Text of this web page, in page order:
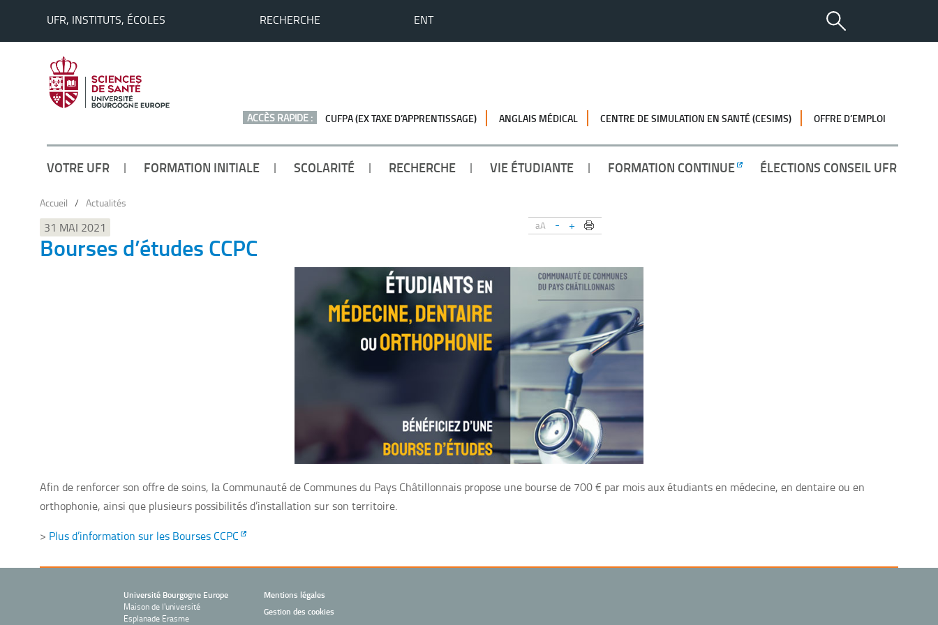
UFR, INSTITUTS, ÉCOLES RECHERCHE ENT
ACCÈS RAPIDE : CUFPA (EX TAXE D’APPRENTISSAGE) ANGLAIS MÉDICAL CENTRE DE SIMULATION EN SANTÉ (CESIMS) OFFRE D’EMPLOI
VOTRE UFR FORMATION INITIALE SCOLARITÉ RECHERCHE VIE ÉTUDIANTE FORMATION CONTINUE ÉLECTIONS CONSEIL UFR
Accueil / Actualités
aA - +
31 MAI 2021
Bourses d’études CCPC
Afin de renforcer son offre de soins, la Communauté de Communes du Pays Châtillonnais propose une bourse de 700 € par mois aux étudiants en médecine, en dentaire ou en
orthophonie, ainsi que plusieurs possibilités d’installation sur son territoire.
> Plus d’information sur les Bourses CCPC
Université Bourgogne Europe
Maison de l'université
Esplanade Erasme
Mentions légales
Gestion des cookies